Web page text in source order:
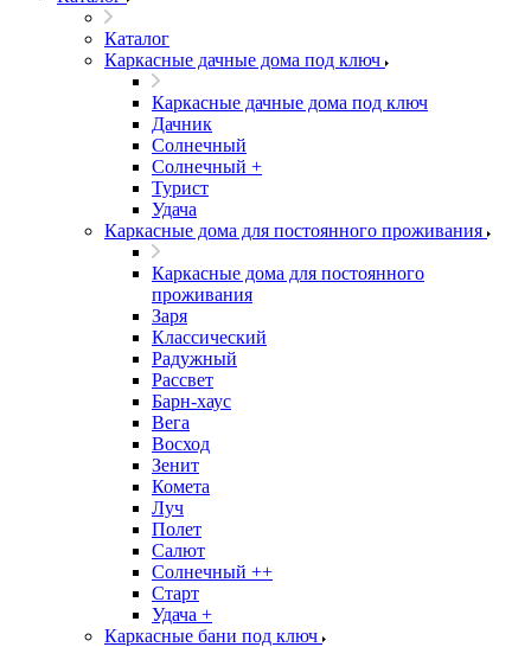
Каталог
Каркасные дачные дома под ключ
Каркасные дачные дома под ключ
Дачник
Солнечный
Солнечный +
Турист
Удача
Каркасные дома для постоянного проживания
Каркасные дома для постоянного
проживания
Заря
Классический
Радужный
Рассвет
Барн-хаус
Вега
Восход
Зенит
Комета
Луч
Полет
Салют
Солнечный ++
Старт
Удача +
Каркасные бани под ключ